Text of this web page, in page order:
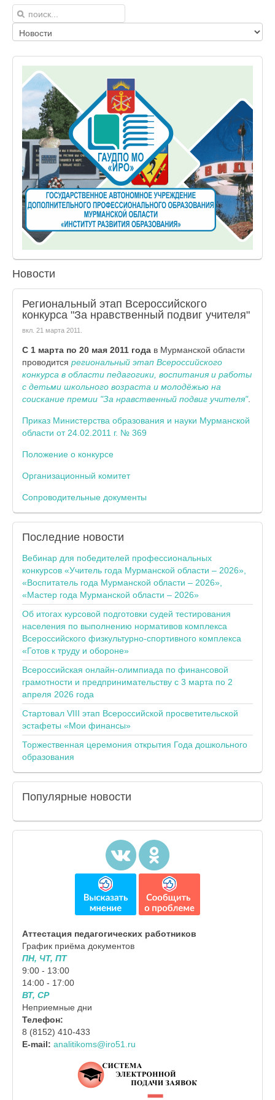
Новости
Региональный этап Всероссийского
конкурса "За нравственный подвиг учителя"
вкл. 21 марта 2011
С 1 марта по 20 мая 2011 года в Мурманской области
проводится региональный этап Всероссийского
конкурса в области педагогики, воспитания и работы
с детьми школьного возраста и молодёжью на
соискание премии "За нравственный подвиг учителя".
Приказ Министерства образования и науки Мурманской
области от 24.02.2011 г. № 369
Положение о конкурсе
Организационный комитет
Сопроводительные документы
Последние новости
Вебинар для победителей профессиональных
конкурсов «Учитель года Мурманской области – 2026»,
«Воспитатель года Мурманской области – 2026»,
«Мастер года Мурманской области – 2026»
Об итогах курсовой подготовки судей тестирования
населения по выполнению нормативов комплекса
Всероссийского физкультурно-спортивного комплекса
«Готов к труду и обороне»
Всероссийская онлайн-олимпиада по финансовой
грамотности и предпринимательству с 3 марта по 2
апреля 2026 года
Стартовал VIII этап Всероссийской просветительской
эстафеты «Мои финансы»
Торжественная церемония открытия Года дошкольного
образования
Популярные новости
Аттестация педагогических работников
График приёма документов
ПН, ЧТ, ПТ
9:00 - 13:00
14:00 - 17:00
ВТ, СР
Неприемные дни
Телефон:
8 (8152) 410-433
E-mail: analitikoms@iro51.ru